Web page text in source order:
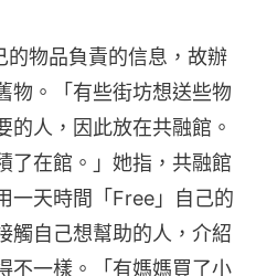
物品負責的信息，故辦
物。「有些街坊想送些物
的人，因此放在共融館。
了在館。」她指，共融館
一天時間「Free」自己的
觸自己想幫助的人，介紹
不一樣。「有媽媽買了小